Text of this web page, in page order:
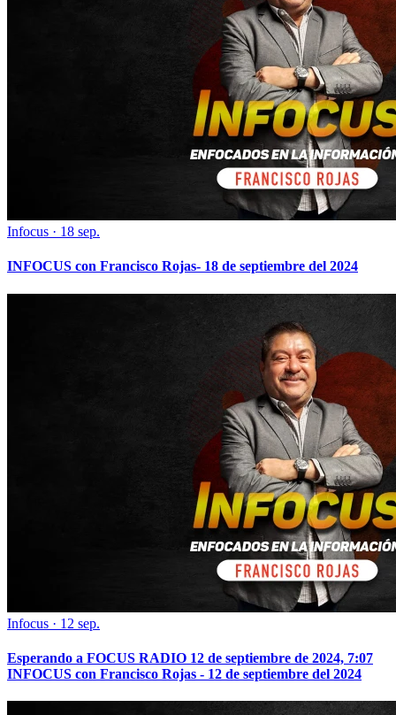
Infocus · 18 sep.
INFOCUS con Francisco Rojas- 18 de septiembre del 2024
Infocus · 12 sep.
Esperando a FOCUS RADIO 12 de septiembre de 2024, 7:07
INFOCUS con Francisco Rojas - 12 de septiembre del 2024